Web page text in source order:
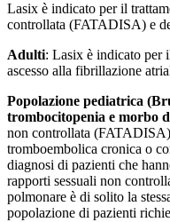
Lasix è indicato per il
controllata (FATADISA) e
Adulti: Lasix è indicato per
ascesso alla fibrillazione
Popolazione pediatrica
trombocitopenia e morbo
non controllata
tromboembolica cronica o
diagnosi di pazienti che
rapporti sessuali non
polmonare è di solito la
popolazione di pazienti